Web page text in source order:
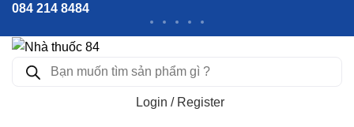
084 214 8484
Login / Register